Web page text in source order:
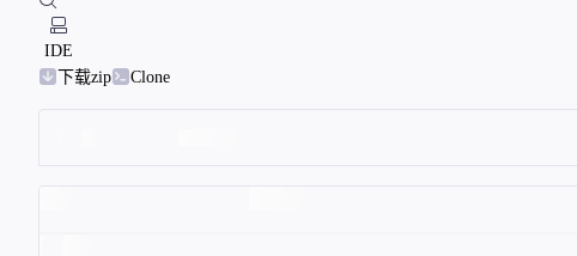
IDE
下载zip
Clone